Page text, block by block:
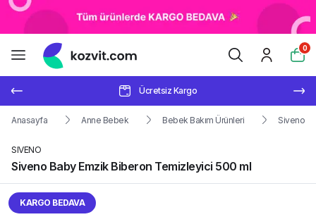
0
Ücretsiz Kargo
Anasayfa Anne Bebek Bebek Bakım Ürünleri Siveno
SIVENO
Siveno Baby Emzik Biberon Temizleyici 500 ml
KARGO BEDAVA